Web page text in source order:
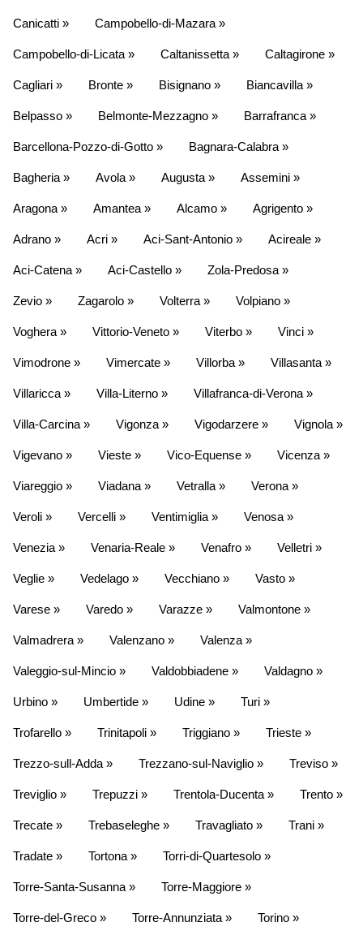
Canicatti » Campobello-di-Mazara »
Campobello-di-Licata » Caltanissetta » Caltagirone »
Cagliari » Bronte » Bisignano » Biancavilla »
Belpasso » Belmonte-Mezzagno » Barrafranca »
Barcellona-Pozzo-di-Gotto » Bagnara-Calabra »
Bagheria » Avola » Augusta » Assemini »
Aragona » Amantea » Alcamo » Agrigento »
Adrano » Acri » Aci-Sant-Antonio » Acireale »
Aci-Catena » Aci-Castello » Zola-Predosa »
Zevio » Zagarolo » Volterra » Volpiano »
Voghera » Vittorio-Veneto » Viterbo » Vinci »
Vimodrone » Vimercate » Villorba » Villasanta »
Villaricca » Villa-Literno » Villafranca-di-Verona »
Villa-Carcina » Vigonza » Vigodarzere » Vignola »
Vigevano » Vieste » Vico-Equense » Vicenza »
Viareggio » Viadana » Vetralla » Verona »
Veroli » Vercelli » Ventimiglia » Venosa »
Venezia » Venaria-Reale » Venafro » Velletri »
Veglie » Vedelago » Vecchiano » Vasto »
Varese » Varedo » Varazze » Valmontone »
Valmadrera » Valenzano » Valenza »
Valeggio-sul-Mincio » Valdobbiadene » Valdagno »
Urbino » Umbertide » Udine » Turi »
Trofarello » Trinitapoli » Triggiano » Trieste »
Trezzo-sull-Adda » Trezzano-sul-Naviglio » Treviso »
Treviglio » Trepuzzi » Trentola-Ducenta » Trento »
Trecate » Trebaseleghe » Travagliato » Trani »
Tradate » Tortona » Torri-di-Quartesolo »
Torre-Santa-Susanna » Torre-Maggiore »
Torre-del-Greco » Torre-Annunziata » Torino »